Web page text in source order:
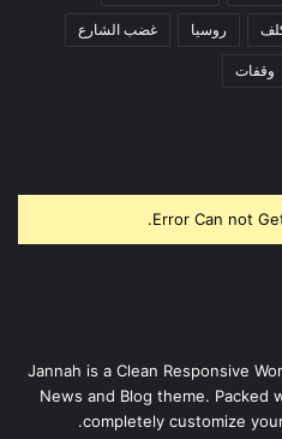
روسيا غضب الشارع
وقفات
Error Can not
Jannah is a Clean Responsive
News and Blog theme.
completely customize